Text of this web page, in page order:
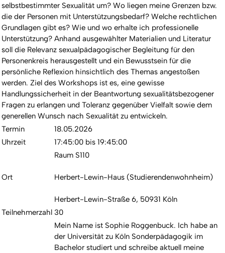
selbstbestimmter Sexualität um? Wo liegen meine Grenzen bzw.
die der Personen mit Unterstützungsbedarf? Welche rechtlichen
Grundlagen gibt es? Wie und wo erhalte ich professionelle
Unterstützung? Anhand ausgewählter Materialien und Literatur
soll die Relevanz sexualpädagogischer Begleitung für den
Personenkreis herausgestellt und ein Bewusstsein für die
persönliche Reflexion hinsichtlich des Themas angestoßen
werden. Ziel des Workshops ist es, eine gewisse
Handlungssicherheit in der Beantwortung sexualitätsbezogener
Fragen zu erlangen und Toleranz gegenüber Vielfalt sowie dem
generellen Wunsch nach Sexualität zu entwickeln.
Termin
18.05.2026
Uhrzeit
17:45:00 bis 19:45:00
Ort
Raum S110
Herbert-Lewin-Haus (Studierendenwohnheim)
Herbert-Lewin-Straße 6, 50931 Köln
Teilnehmerzahl 30
Mein Name ist Sophie Roggenbuck. Ich habe an
der Universität zu Köln Sonderpädagogik im
Bachelor studiert und schreibe aktuell meine